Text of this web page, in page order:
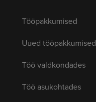
Tööpakkumised
Uued tööpakkumised
Töö valdkondades
Töö asukohtades